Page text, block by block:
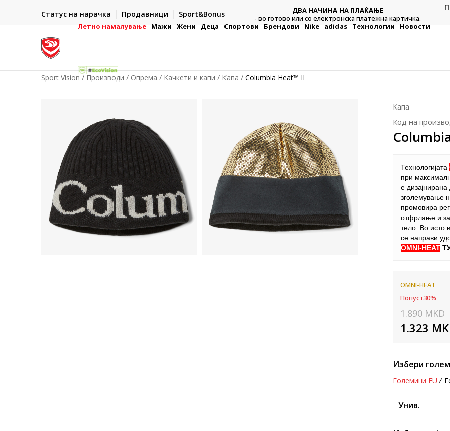
Статус на нарачка Продавници Sport&Bonus
- на сите нарачки во готово или со електронска платежна
ДВА НАЧИНА НА ПЛАЌАЊЕ
- во готово или со електронска платежна картичка.
Летно намалување Мажи Жени Деца Спортови Брендови Nike adidas Технологии Новости
Sport Vision Производи Опрема Качкети и капи Капа Columbia Heat™ II
Капа
Код на
Технологијата
при
е
зголемување
промовира
отфрлање и
тело. Во исто
се направи
OMNI-HEAT
OMNI-HEAT
Попуст30%
1.890 MKD
1.323
Избери
Големини EU
Унив.